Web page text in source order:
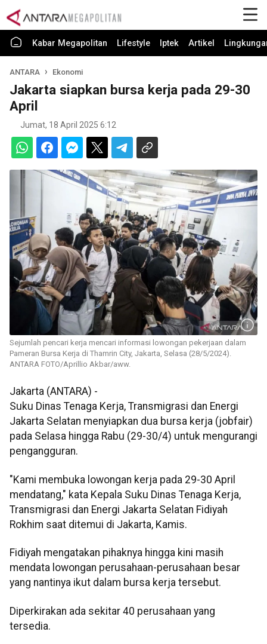
Kabar Megapolitan Lifestyle Iptek Artikel
ANTARA Ekonomi
Jakarta siapkan bursa kerja pada 29-30
April
Jumat, 18 April 2025 6:12
Sejumlah pencari kerja mencari informasi lowongan pekerjaan dalam
Pameran Bursa Kerja di Thamrin City, Jakarta, Selasa (28/5/2024).
ANTARA FOTO/Aprillio Akbar/aww.
Jakarta (ANTARA) -
Suku Dinas Tenaga Kerja, Transmigrasi dan Energi
Jakarta Selatan menyiapkan dua bursa kerja (jobfair)
pada Selasa hingga Rabu (29-30/4) untuk mengurangi
pengangguran.
"Kami membuka lowongan kerja pada 29-30 April
mendatang," kata Kepala Suku Dinas Tenaga Kerja,
Transmigrasi dan Energi Jakarta Selatan Fidiyah
Rokhim saat ditemui di Jakarta, Kamis.
Fidiyah mengatakan pihaknya hingga kini masih
mendata lowongan perusahaan-perusahaan besar
yang nantinya ikut dalam bursa kerja tersebut.
Diperkirakan ada sekitar 40 perusahaan yang
tersedia.